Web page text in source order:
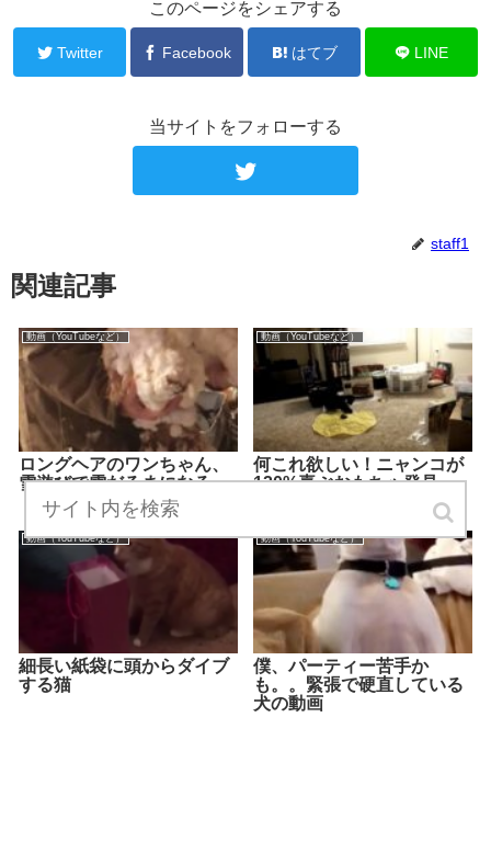
このページをシェアする
Twitter Facebook はてブ LINE
当サイトをフォローする
staff1
関連記事
動画（YouTubeなど）
ロングヘアのワンちゃん、
雪遊びで雪だるまになる
動画（YouTubeなど）
何これ欲しい！ニャンコが
120%喜ぶおもちゃ発見
動画（YouTubeなど）
細長い紙袋に頭からダイブ
する猫
動画（YouTubeなど）
僕、パーティー苦手か
も。。緊張で硬直している
犬の動画